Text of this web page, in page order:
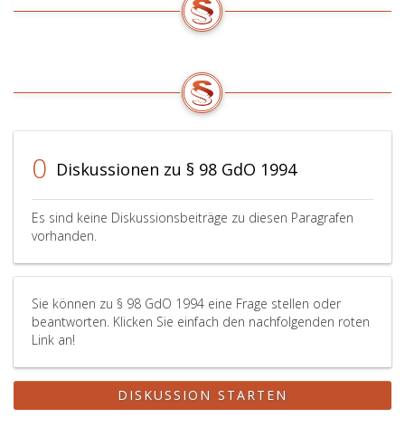
0 Diskussionen zu § 98 GdO 1994
Es sind keine Diskussionsbeiträge zu diesen Paragrafen
vorhanden.
Sie können zu § 98 GdO 1994 eine Frage stellen oder
beantworten. Klicken Sie einfach den nachfolgenden roten
Link an!
DISKUSSION STARTEN